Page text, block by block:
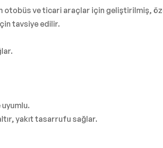
otobüs ve ticari araçlar için geliştirilmiş,
tavsiye edilir.
yakıt tasarrufu sağlar.